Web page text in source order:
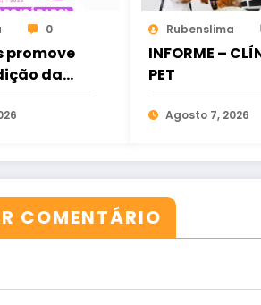
0
promove
da
Elas”
Rubenslima
INFORME –
PET
Agosto 7, 2026
COMENTÁRIO